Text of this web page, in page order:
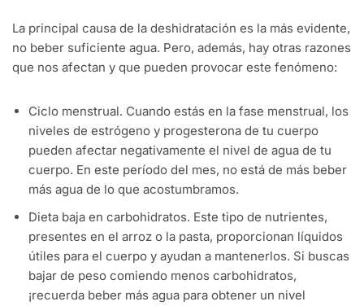
La principal causa de la deshidratación es la más evidente,
no beber suficiente agua. Pero, además, hay otras razones
que nos afectan y que pueden provocar este fenómeno:
Ciclo menstrual. Cuando estás en la fase menstrual, los
niveles de estrógeno y progesterona de tu cuerpo
pueden afectar negativamente el nivel de agua de tu
cuerpo. En este período del mes, no está de más beber
más agua de lo que acostumbramos.
Dieta baja en carbohidratos. Este tipo de nutrientes,
presentes en el arroz o la pasta, proporcionan líquidos
útiles para el cuerpo y ayudan a mantenerlos. Si buscas
bajar de peso comiendo menos carbohidratos,
¡recuerda beber más agua para obtener un nivel